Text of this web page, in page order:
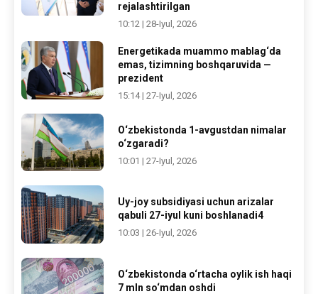
rejalashtirilgan
10:12 | 28-Iyul, 2026
Energetikada muammo mablag‘da
emas, tizimning boshqaruvida —
prezident
15:14 | 27-Iyul, 2026
O‘zbekistonda 1-avgustdan nimalar
o‘zgaradi?
10:01 | 27-Iyul, 2026
Uy-joy subsidiyasi uchun arizalar
qabuli 27-iyul kuni boshlanadi4
10:03 | 26-Iyul, 2026
O‘zbekistonda o‘rtacha oylik ish haqi
7 mln so‘mdan oshdi